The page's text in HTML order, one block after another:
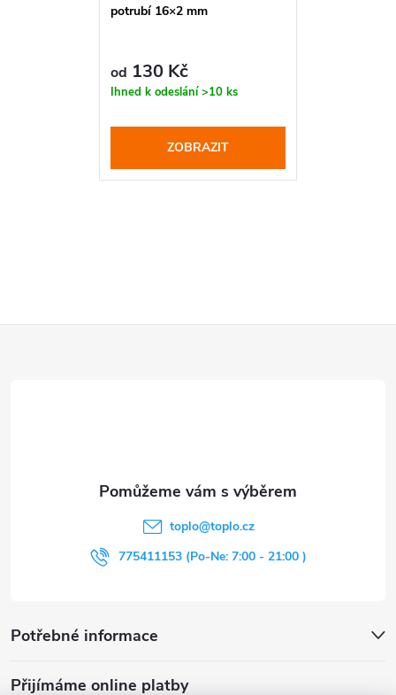
potrubí 16×2 mm
od 130 Kč
Ihned k odeslání>10 ks
ZOBRAZIT
Potřebné informace
Přijímáme online platby
toplo@toplo.cz
775411153 (Po-Ne: 7:00 - 21:00 )